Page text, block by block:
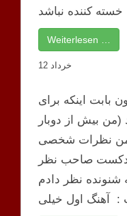
Weiterlesen …
12 خرداد
بابت اینکه برای
بیش از دوبار
من نظرات شخصی
صاحب نظر
شنونده نظر دادم